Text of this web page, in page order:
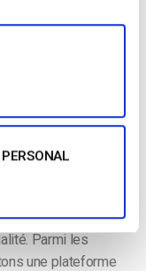
doivent
ils ne
ne gagnerez pas
ne les fidéliserez
est essentiel
Parmi les
une plateforme